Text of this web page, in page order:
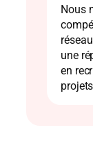
Nous
une
en